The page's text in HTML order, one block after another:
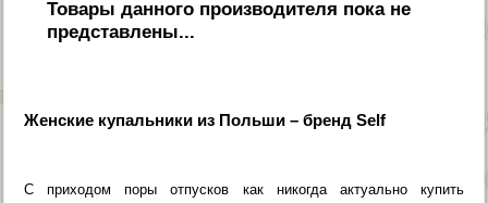
Товары данного производителя пока не
представлены...
Женские купальники из Польши – бренд Self
С приходом поры отпусков как никогда актуально купить